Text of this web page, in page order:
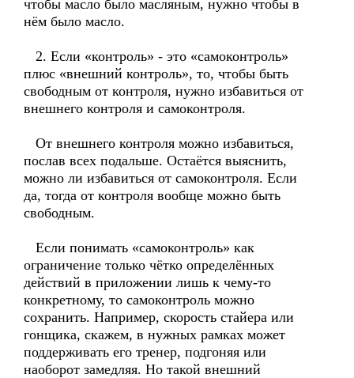
чтобы масло было масляным, нужно чтобы в
нём было масло.
2. Если «контроль» - это «самоконтроль»
плюс «внешний контроль», то, чтобы быть
свободным от контроля, нужно избавиться от
внешнего контроля и самоконтроля.
От внешнего контроля можно избавиться,
послав всех подальше. Остаётся выяснить,
можно ли избавиться от самоконтроля. Если
да, тогда от контроля вообще можно быть
свободным.
Если понимать «самоконтроль» как
ограничение только чётко определённых
действий в приложении лишь к чему-то
конкретному, то самоконтроль можно
сохранить. Например, скорость стайера или
гонщика, скажем, в нужных рамках может
поддерживать его тренер, подгоняя или
наоборот замедляя. Но такой внешний